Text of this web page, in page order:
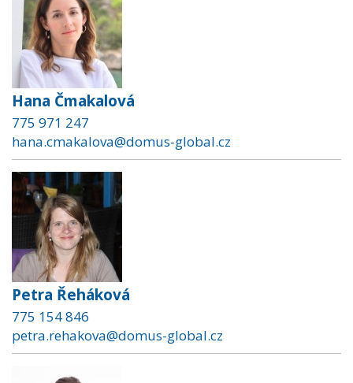
Hana Čmakalová
775 971 247
hana.cmakalova@domus-global.cz
Petra Řeháková
775 154 846
petra.rehakova@domus-global.cz